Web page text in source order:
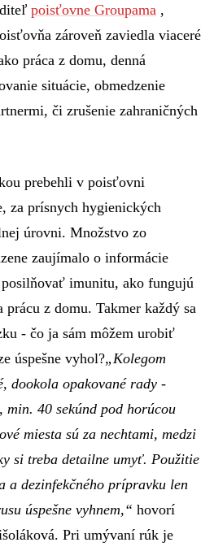
poisťovne Groupama ,
zároveň zaviedla viaceré
práca z domu, denná
situácie, obmedzenie
či zrušenie zahraničných
prebehli v poisťovni
za prísnych hygienických
úrovni. Množstvo zo
zaujímalo o informácie
imunitu, ako fungujú
prácu z domu. Takmer každý sa
- čo ja sám môžem urobiť
úspešne vyhol?„Kolegom
dookola opakované rady -
min. 40 sekúnd pod horúcou
miesta sú za nechtami, medzi
si treba detailne umyť. Použitie
a dezinfekčného prípravku len
úspešne vyhnem,“ hovorí
Pri umývaní rúk je